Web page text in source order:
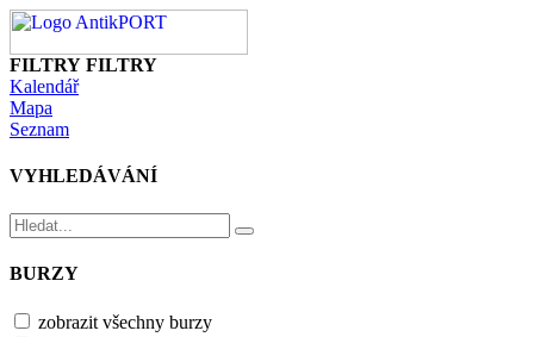
FILTRY FILTRY
Kalendář
Mapa
Seznam
VYHLEDÁVÁNÍ
BURZY
zobrazit všechny burzy